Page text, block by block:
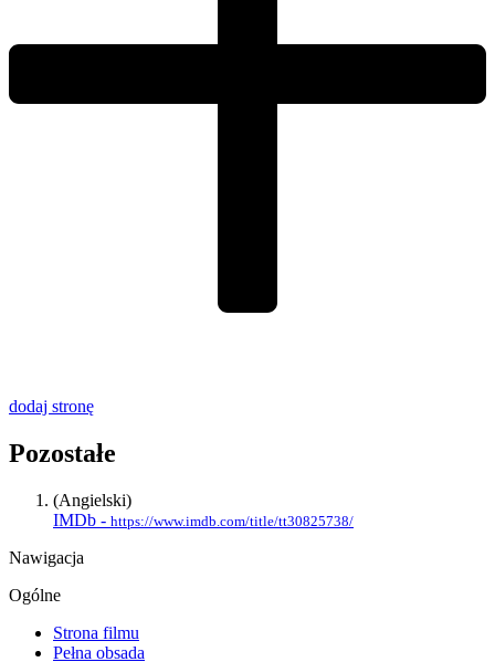
dodaj stronę
Pozostałe
(Angielski)
IMDb - https://www.imdb.com/title/tt30825738/
Nawigacja
Ogólne
Strona filmu
Pełna obsada